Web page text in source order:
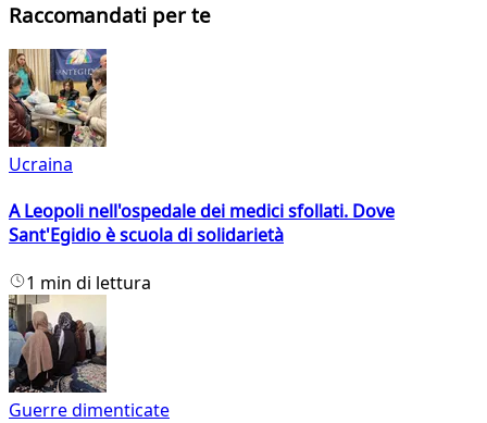
Raccomandati per te
Ucraina
A Leopoli nell'ospedale dei medici sfollati. Dove
Sant'Egidio è scuola di solidarietà
1 min di lettura
Guerre dimenticate